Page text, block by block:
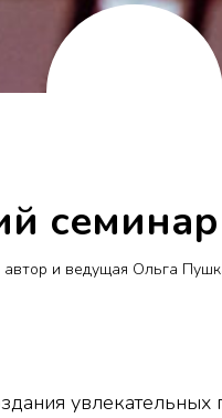
автор и ведущая Ольга